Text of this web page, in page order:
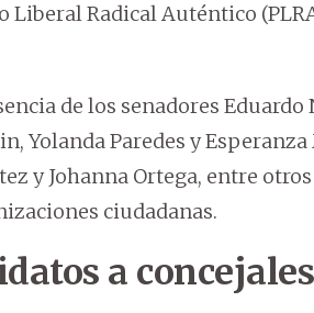
Liberal Radical Auténtico
de los senadores Eduardo
Yolanda Paredes y
y Johanna Ortega, entre
ciudadanas.
a concejales